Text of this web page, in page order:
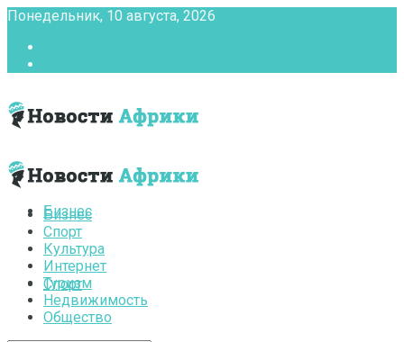
Понедельник, 10 августа, 2026
Бизнес
Спорт
Бизнес
Спорт
Культура
Интернет
Туризм
Недвижимость
Общество